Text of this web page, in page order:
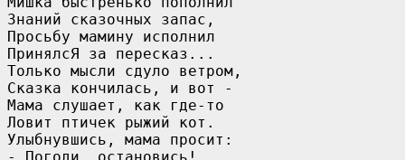
Знаний сказочных запас,
Просьбу мамину исполнил
ПринялсЯ за пересказ...
Только мысли сдуло ветром,
Сказка кончилась, и вот -
Мама слушает, как где-то
Ловит птичек рыжий кот.
Улыбнувшись, мама просит: